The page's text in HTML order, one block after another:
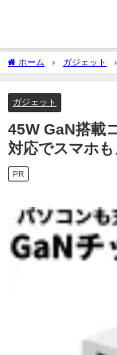
ホーム ガジェット
スマホもノートPCも快適
ガジェット
45W GaN搭載
対応でスマホ
PR